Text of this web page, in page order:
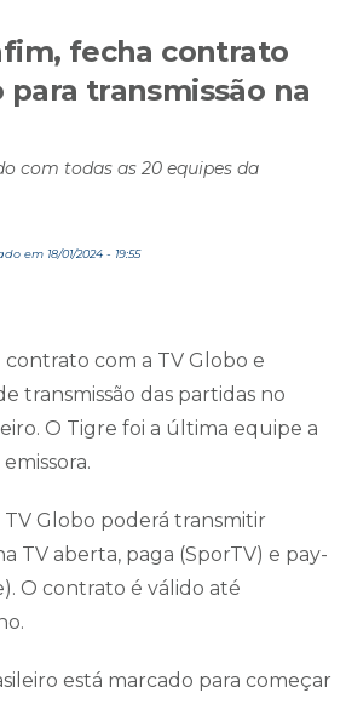
fecha contrato
para transmissão na
com todas as 20 equipes da
em 18/01/2024 - 19:55
contrato com a TV Globo e
transmissão das partidas no
O Tigre foi a última equipe a
TV Globo poderá transmitir
TV aberta, paga (SporTV) e pay-
O contrato é válido até
está marcado para começar